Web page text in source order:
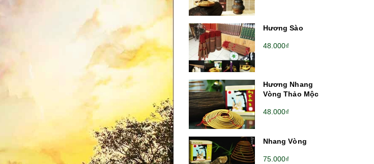
Hương Sào
48.000₫
Hương Nhang
Vòng Thảo Mộc
48.000₫
Nhang Vòng
75.000₫